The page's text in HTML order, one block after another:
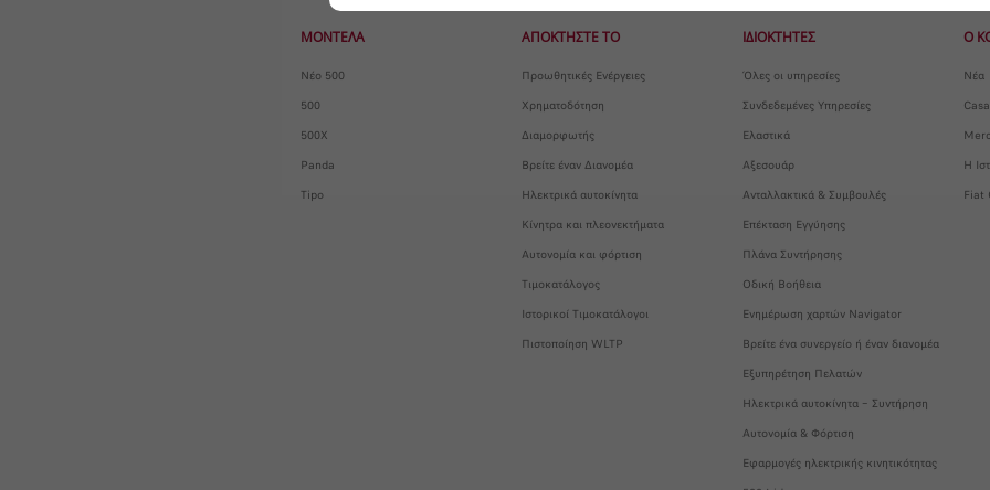
ΜΟΝΤΕΛΑ
Νέο 500
500
500X
Panda
Tipo
ΑΠΟΚΤΗΣΤΕ ΤΟ
Προωθητικές Ενέργειες
Χρηματοδότηση
Διαμορφωτής
Βρείτε έναν Διανομέα
Ηλεκτρικά αυτοκίνητα
Κίνητρα και πλεονεκτήματα
Αυτονομία και φόρτιση
Τιμοκατάλογος
Ιστορικοί Τιμοκατάλογοι
Πιστοποίηση WLTP
ΙΔΙΟΚΤΗΤΕΣ
Όλες οι υπηρεσίες
Συνδεδεμένες Υπηρεσίες
Ελαστικά
Αξεσουάρ
Ανταλλακτικά & Συμβουλές
Επέκταση Εγγύησης
Πλάνα Συντήρησης
Οδική Βοήθεια
Ενημέρωση χαρτών Navigator
Βρείτε ένα συνεργείο ή έναν διανομέα
Εξυπηρέτηση Πελατών
Ηλεκτρικά αυτοκίνητα – Συντήρηση
Αυτονομία & Φόρτιση
Εφαρμογές ηλεκτρικής κινητικότητας
Ο
Νέα
Η
Fiat